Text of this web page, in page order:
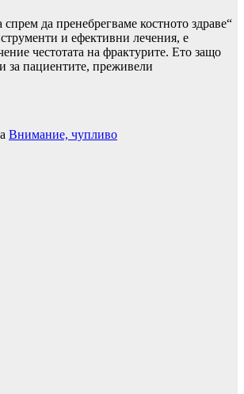
да пренебрегваме костното здраве“
и ефективни лечения, е
честотата на фрактурите. Ето защо
за пациентите, преживели
Внимание, чупливо